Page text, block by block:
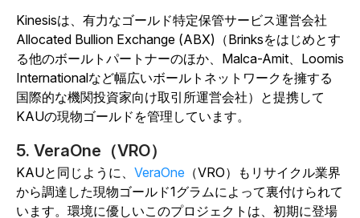
Kinesisは、有力なゴールド特定保管サービス運営会社
Allocated Bullion Exchange (ABX)（Brinksをはじめとす
る他のボールトパートナーのほか、Malca-Amit、Loomis
Internationalなど幅広いボールトネットワークを擁する
国際的な機関投資家向け取引所運営会社）と提携して
KAUの現物ゴールドを管理しています。
5. VeraOne（VRO）
KAUと同じように、 VeraOne （VRO）もリサイクル業界
から調達した現物ゴールド1グラムによって裏付けられて
います。環境に優しいこのプロジェクトは、初期に登場